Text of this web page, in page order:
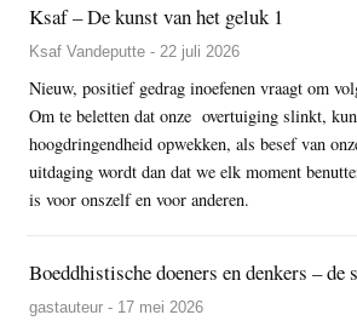
Ksaf – De kunst van het geluk 1
Ksaf Vandeputte - 22 juli 2026
Nieuw, positief gedrag inoefenen vraagt om
Om te beletten dat onze overtuiging slinkt,
hoogdringendheid opwekken, als besef van
uitdaging wordt dan dat we elk moment
is voor onszelf en voor anderen.
Boeddhistische doeners en denkers – de
gastauteur - 17 mei 2026